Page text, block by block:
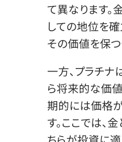
て異なります
しての地位を
その価値を保
一方、プラチ
ら将来的な価
期的には価格
す。ここでは、